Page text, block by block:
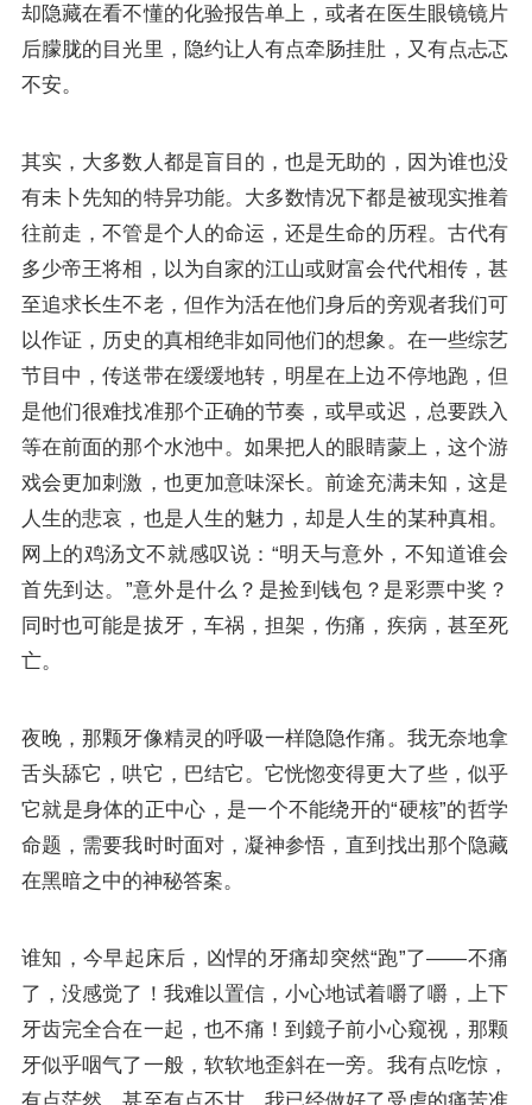
却隐藏在看不懂的化验报告单上，或者在医生眼镜镜片
后朦胧的目光里，隐约让人有点牵肠挂肚，又有点忐忑
不安。
其实，大多数人都是盲目的，也是无助的，因为谁也没
有未卜先知的特异功能。大多数情况下都是被现实推着
往前走，不管是个人的命运，还是生命的历程。古代有
多少帝王将相，以为自家的江山或财富会代代相传，甚
至追求长生不老，但作为活在他们身后的旁观者我们可
以作证，历史的真相绝非如同他们的想象。在一些综艺
节目中，传送带在缓缓地转，明星在上边不停地跑，但
是他们很难找准那个正确的节奏，或早或迟，总要跌入
等在前面的那个水池中。如果把人的眼睛蒙上，这个游
戏会更加刺激，也更加意味深长。前途充满未知，这是
人生的悲哀，也是人生的魅力，却是人生的某种真相。
网上的鸡汤文不就感叹说：“明天与意外，不知道谁会
首先到达。”意外是什么？是捡到钱包？是彩票中奖？
同时也可能是拔牙，车祸，担架，伤痛，疾病，甚至死
亡。
夜晚，那颗牙像精灵的呼吸一样隐隐作痛。我无奈地拿
舌头舔它，哄它，巴结它。它恍惚变得更大了些，似乎
它就是身体的正中心，是一个不能绕开的“硬核”的哲学
命题，需要我时时面对，凝神参悟，直到找出那个隐藏
在黑暗之中的神秘答案。
谁知，今早起床后，凶悍的牙痛却突然“跑”了——不痛
了，没感觉了！我难以置信，小心地试着嚼了嚼，上下
牙齿完全合在一起，也不痛！到鏡子前小心窥视，那颗
牙似乎咽气了一般，软软地歪斜在一旁。我有点吃惊，